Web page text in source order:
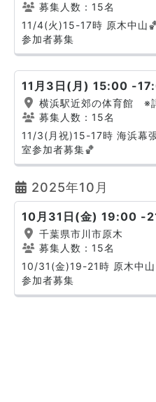
募集人数：15名
11/4(火)15-17時 原木中山
参加者募集
11月3日(月) 15:00 -
横浜駅近郊の体育館 ※
募集人数：15名
11/3(月祝)15-17時 海浜幕
室参加者募集🏀
2025年10月
10月31日(金) 19:00 -
千葉県市川市原木
募集人数：15名
10/31(金)19-21時 原木中山
参加者募集